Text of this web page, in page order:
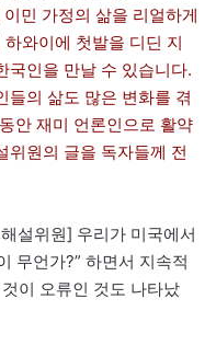
민 가정의 삶을 리얼하게
와이에 첫발을 디딘 지
국인을 만날 수 있습니다.
들의 삶도 많은 변화를 겪
안 재미 언론인으로 활약
위원의 글을 독자들께 전
설위원] 우리가 미국에서
무언가?” 하면서 지속적
이 오류인 것도 나타났